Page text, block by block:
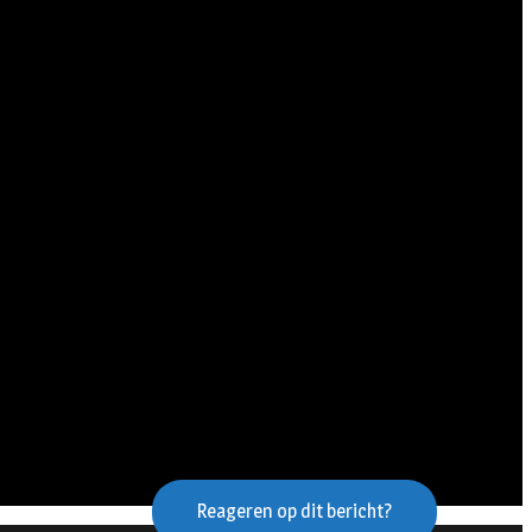
Reageren op dit bericht?